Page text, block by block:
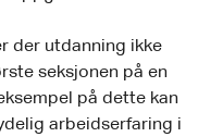
der utdanning ikke
seksjonen på en
på dette kan
arbeidserfaring i